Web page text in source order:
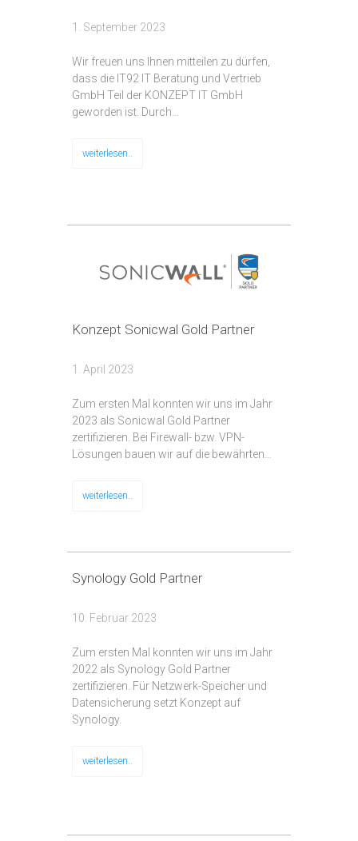
1. September 2023
Wir freuen uns Ihnen mitteilen zu dürfen,
dass die IT92 IT Beratung und Vertrieb
GmbH Teil der KONZEPT IT GmbH
geworden ist. Durch…
weiterlesen..
Konzept Sonicwal Gold Partner
1. April 2023
Zum ersten Mal konnten wir uns im Jahr
2023 als Sonicwal Gold Partner
zertifizieren. Bei Firewall- bzw. VPN-
Lösungen bauen wir auf die bewährten…
weiterlesen..
Synology Gold Partner
10. Februar 2023
Zum ersten Mal konnten wir uns im Jahr
2022 als Synology Gold Partner
zertifizieren. Für Netzwerk-Speicher und
Datensicherung setzt Konzept auf
Synology.
weiterlesen..